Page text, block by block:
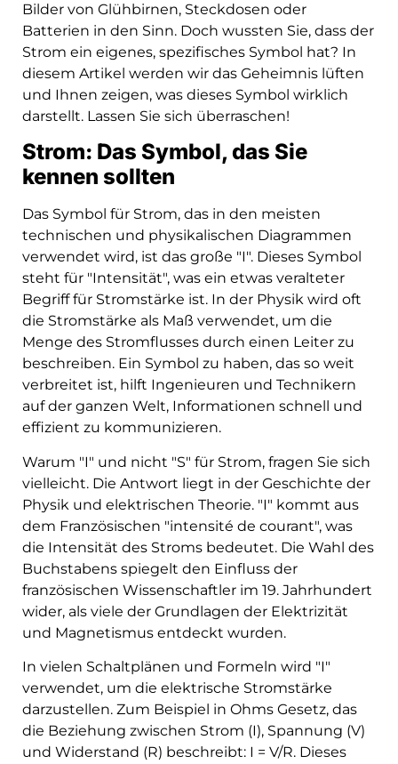
Bilder von Glühbirnen, Steckdosen oder
Batterien in den Sinn. Doch wussten Sie, dass der
Strom ein eigenes, spezifisches Symbol hat? In
diesem Artikel werden wir das Geheimnis lüften
und Ihnen zeigen, was dieses Symbol wirklich
darstellt. Lassen Sie sich überraschen!
Strom: Das Symbol, das Sie
kennen sollten
Das Symbol für Strom, das in den meisten
technischen und physikalischen Diagrammen
verwendet wird, ist das große "I". Dieses Symbol
steht für "Intensität", was ein etwas veralteter
Begriff für Stromstärke ist. In der Physik wird oft
die Stromstärke als Maß verwendet, um die
Menge des Stromflusses durch einen Leiter zu
beschreiben. Ein Symbol zu haben, das so weit
verbreitet ist, hilft Ingenieuren und Technikern
auf der ganzen Welt, Informationen schnell und
effizient zu kommunizieren.
Warum "I" und nicht "S" für Strom, fragen Sie sich
vielleicht. Die Antwort liegt in der Geschichte der
Physik und elektrischen Theorie. "I" kommt aus
dem Französischen "intensité de courant", was
die Intensität des Stroms bedeutet. Die Wahl des
Buchstabens spiegelt den Einfluss der
französischen Wissenschaftler im 19. Jahrhundert
wider, als viele der Grundlagen der Elektrizität
und Magnetismus entdeckt wurden.
In vielen Schaltplänen und Formeln wird "I"
verwendet, um die elektrische Stromstärke
darzustellen. Zum Beispiel in Ohms Gesetz, das
die Beziehung zwischen Strom (I), Spannung (V)
und Widerstand (R) beschreibt: I = V/R. Dieses